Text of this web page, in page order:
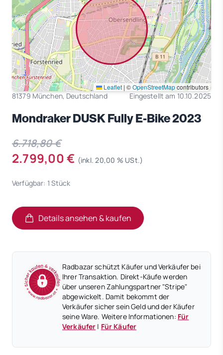
Leaflet | ©OpenStreetMapcontributors
81379 München, Deutschland Eingestellt am 10.10.2025
Mondraker DUSK Fully E-Bike 2023
6.718,80 €
2.799,00 € (inkl. 20,00 % USt.)
Verfügbar: 1 Stück
Details ansehen & kaufen
(öffnet in neuem Tab)
(öffnet in neuem Tab)
Radbazar schützt Käufer und Verkäufer bei
Ihrer Transaktion. Direkt-Käufe werden
über unseren Zahlungspartner "Stripe"
abgewickelt. Damit bekommt der
Verkäufer sicher sein Geld und der Käufer
seine Ware. Weitere Informationen: Für
Verkäufer | Für Käufer